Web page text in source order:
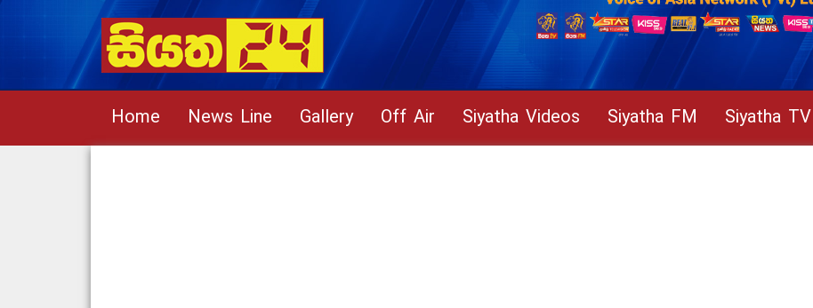
Home News Line Gallery Off Air Siyatha Videos Siyatha FM Siyatha TV